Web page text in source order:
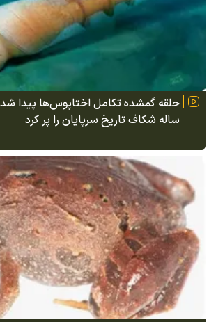
ساله شکاف تاریخ سرپایان را پر کرد